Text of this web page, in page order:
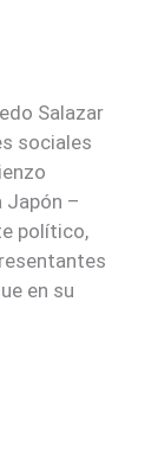
Salazar
sociales
Japón –
político,
en su